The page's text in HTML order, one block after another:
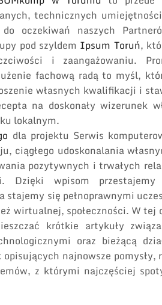
technicznych
oczekiwań naszych
pod szyldem Ipsum Toruń,
i zaangażowaniu.
fachową radą to myśl,
własnych kwalifikacji i
na doskonały wizerunek
lokalnym.
dla projektu Serwis
ciągłego udoskonalania
pozytywnych i trwałych
Dzięki wpisom
się pełnoprawnymi
wirtualnej, społeczności. W
krótkie artykuły
oraz bieżącą
najnowsze pomysły,
z którymi najczęściej